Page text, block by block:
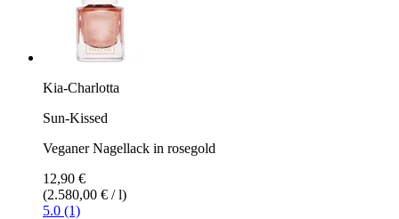
Kia-Charlotta
Sun-Kissed
Veganer Nagellack in rosegold
12,90 €
(2.580,00 € / l)
5.0 (1)